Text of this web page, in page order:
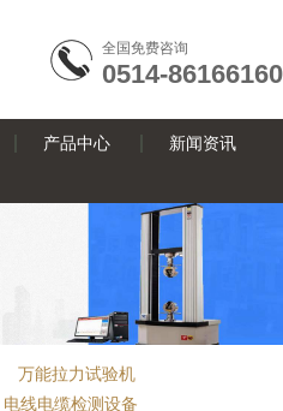
全国免费咨询
0514-86166160
产品中心
新闻资讯
万能拉力试验机
电线电缆检测设备